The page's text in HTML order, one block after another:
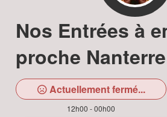
Nos Entrées à
proche
Actuellement fermé...
12h00 - 00h00